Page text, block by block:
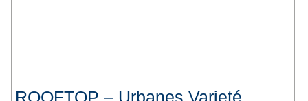
ROOFTOP – Urbanes Varieté